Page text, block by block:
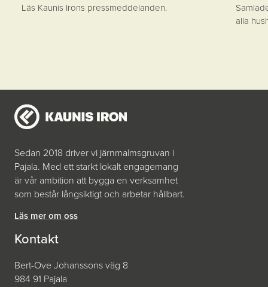
Läs Kaunis Irons pressmeddelanden.
alla
Sedan 2018 driver vi järnmalmsgruvan i
Pajala. Med ett starkt lokalt engagemang
är vår ambition att bygga en verksamhet
som består långsiktigt och arbetar hållbart.
Läs mer om oss
Kontakt
Bert-Ove Johanssons väg 8
984 91 Pajala